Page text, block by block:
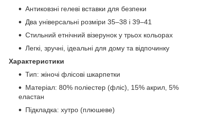
Антиковзні гелеві вставки для безпеки
Два універсальні розміри 35–38 і 39–41
Стильний етнічний візерунок у трьох кольорах
Легкі, зручні, ідеальні для дому та відпочинку
Характеристики
Тип: жіночі флісові шкарпетки
Матеріал: 80% поліестер (фліс), 15% акрил, 5%
еластан
Підкладка: хутро (плюшеве)